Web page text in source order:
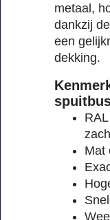
metaal,
dankzij
een
dekking.
Mat